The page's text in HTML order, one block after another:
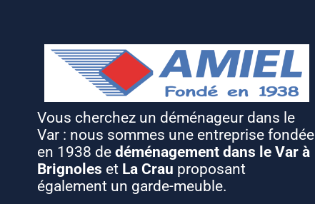
Vous cherchez un déménageur dans le
Var : nous sommes une entreprise fondée
en 1938 de déménagement dans le Var à
Brignoles et La Crau proposant
également un garde-meuble.